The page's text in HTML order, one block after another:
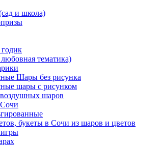
и школа)
тематика)
Шары без рисунка
шары с рисунком
шаров
букеты в Сочи из шаров и цветов